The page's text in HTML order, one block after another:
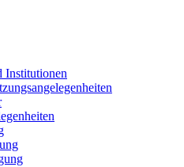
Institutionen